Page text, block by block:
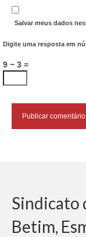
Salvar meus dados
Digite uma resposta em
9 − 3 =
Sindicato
Betim,